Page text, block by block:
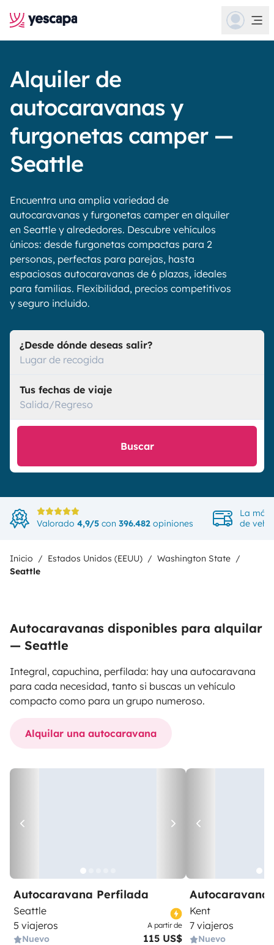
Alquiler de
autocaravanas y
furgonetas camper —
Seattle
Encuentra una amplia variedad de
autocaravanas y furgonetas camper en alquiler
en Seattle y alrededores. Descubre vehículos
únicos: desde furgonetas compactas para 2
personas, perfectas para parejas, hasta
espaciosas autocaravanas de 6 plazas, ideales
para familias. Flexibilidad, precios competitivos
y seguro incluido.
¿Desde dónde deseas salir?
Lugar de recogida
Tus fechas de viaje
Salida/Regreso
Buscar
Valorado 4,9/5 con 396.482 opiniones
La más
de
Inicio Estados Unidos (EEUU)
Washington State
Seattle
Autocaravanas disponibles para alquilar
— Seattle
Integral, capuchina, perfilada: hay una autocaravana
para cada necesidad, tanto si buscas un vehículo
compacto como para un grupo numeroso.
Alquilar una autocaravana
Autocaravana Perfilada
Seattle
5 viajeros
Nuevo
A partir de
115 US$
Autocaravana
Kent
7 viajeros
Nuevo